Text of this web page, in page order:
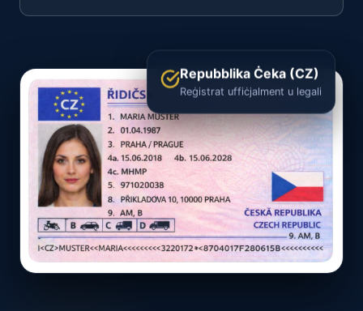
Repubblika Ċeka (CZ)
Reġistrat uffiċjalment u legali